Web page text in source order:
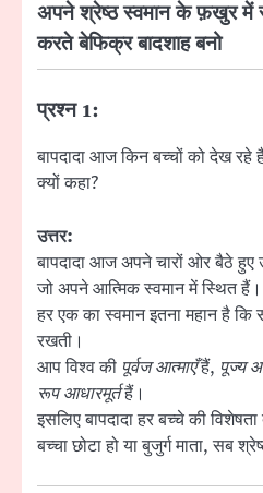
अपने श्रेष्ठ स्वमान के फ़खुर में
करते बेफिक्र बादशाह बनो
प्रश्न 1:
बापदादा आज किन बच्चों को देख रहे
क्यों कहा?
उत्तर:
बापदादा आज अपने चारों ओर बैठे हुए
जो अपने आत्मिक स्वमान में स्थित हैं।
हर एक का स्वमान इतना महान है कि
रखती।
आप विश्व की पूर्वज आत्माएँहैं, पूज्य
रूप आधारमूर्तहैं।
इसलिए बापदादा हर बच्चे की
बच्चा छोटा हो या बुजुर्ग माता, सब